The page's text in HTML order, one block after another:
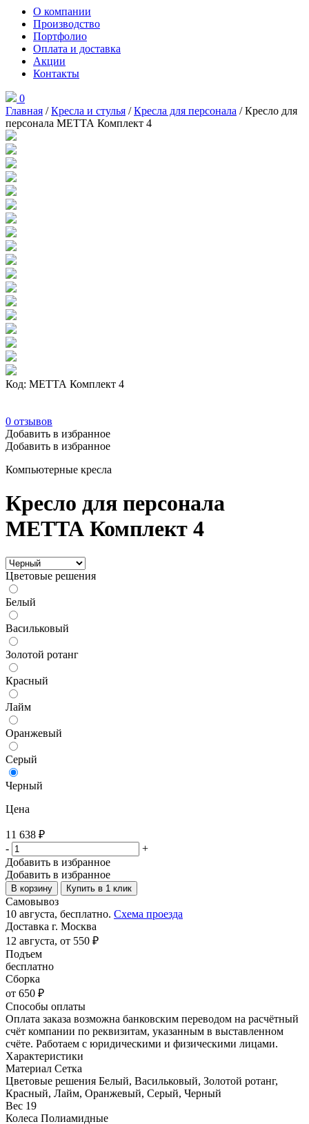
О компании
Производство
Портфолио
Оплата и доставка
Акции
Контакты
0
Главная /Кресла и стулья /Кресла для персонала / Кресло для
персонала МЕТТА Комплект 4
Код: МЕТТА Комплект 4
0 отзывов
Добавить в избранное
Добавить в избранное
Компьютерные кресла
Кресло для персонала
МЕТТА Комплект 4
Цветовые решения
Белый
Васильковый
Золотой ротанг
Красный
Лайм
Оранжевый
Серый
Черный
Цена
11 638 ₽
-
+
Добавить в избранное
Добавить в избранное
В корзину Купить в 1 клик
Самовывоз
10 августа, бесплатно. Схема проезда
Доставка г. Москва
12 августа, от 550 ₽
Подъем
бесплатно
Сборка
от 650 ₽
Способы оплаты
Оплата заказа возможна банковским переводом на расчётный
счёт компании по реквизитам, указанным в выставленном
счёте. Работаем с юридическими и физическими лицами.
Характеристики
Материал Сетка
Цветовые решения Белый, Васильковый, Золотой ротанг,
Красный, Лайм, Оранжевый, Серый, Черный
Вес 19
Колеса Полиамидные